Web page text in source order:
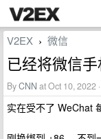
V2EX › 微信
已经将微信
ByCNN at Oct 10, 2022
实在受不了 WeChat